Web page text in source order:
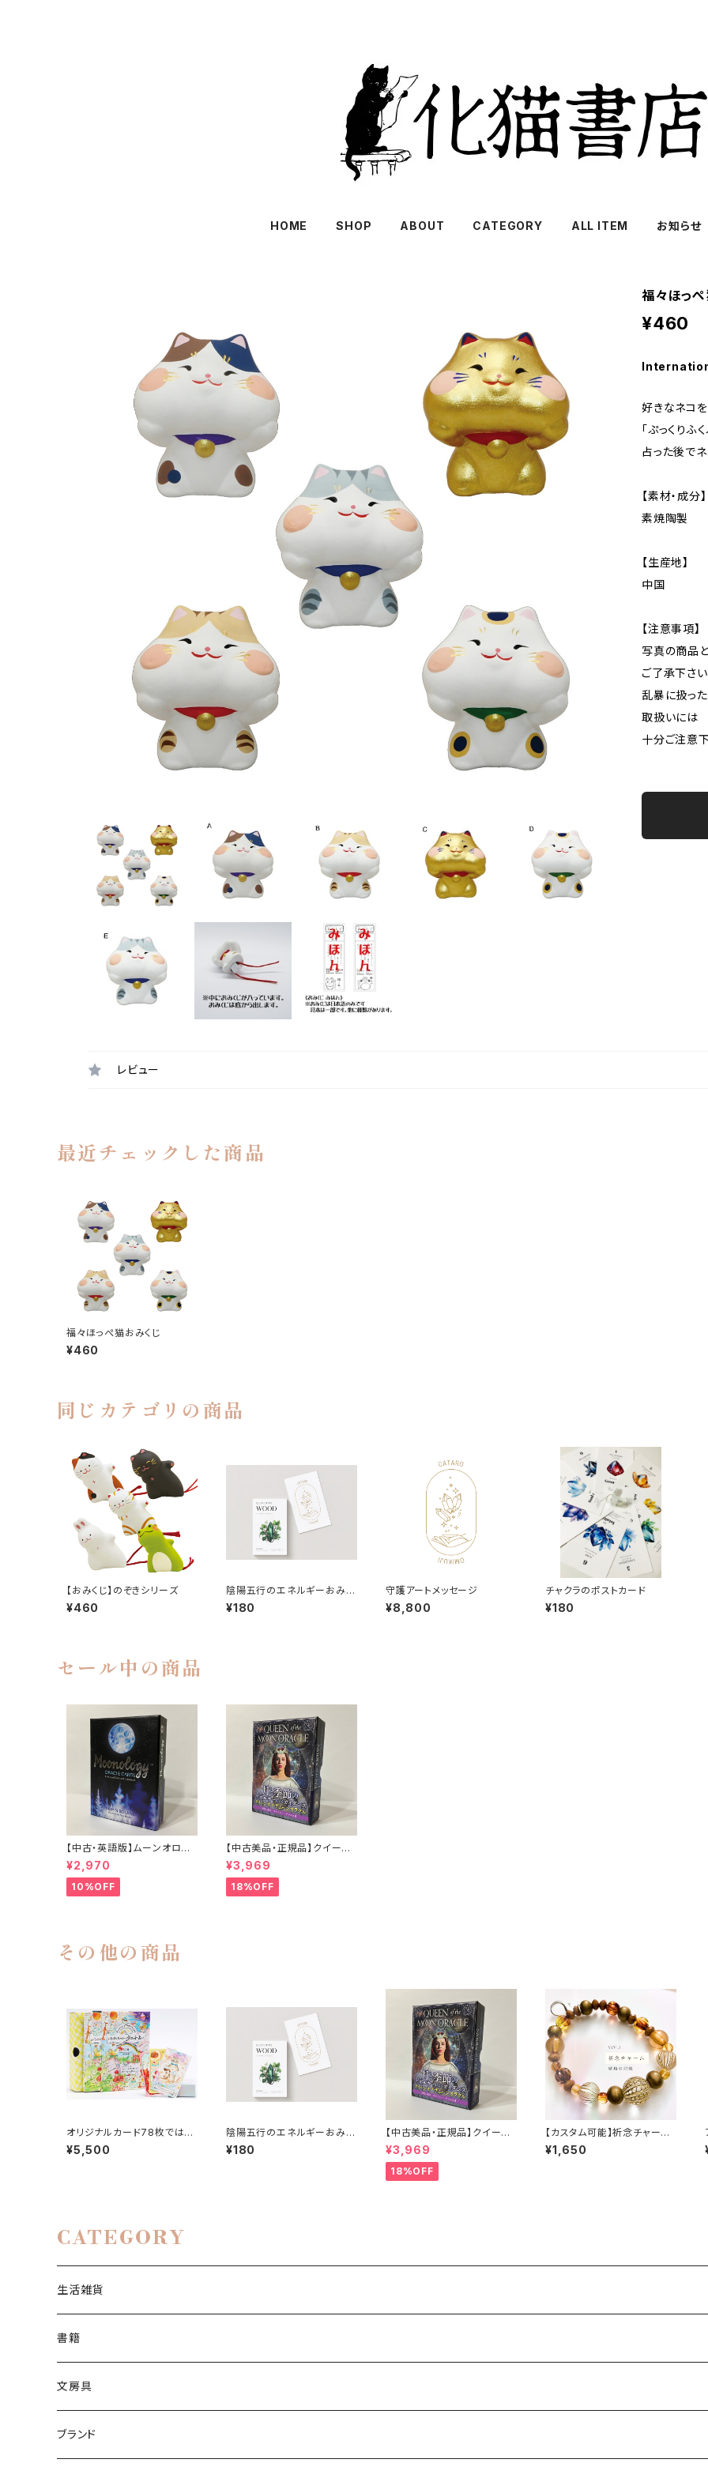
HOME SHOP ABOUT CATEGORY ALL ITEM お知らせ
福々ほっぺ
¥460
好きなネコ
「ぷっくりふ
占った後で
【素材・成分】
素焼陶製
【生産地】
中国
【注意事項】
写真の商品
ご了承下さい
乱暴に扱っ
取扱いには
十分ご注意
レビュー
最近チェックした商品
福々ほっぺ猫おみくじ
¥460
同じカテゴリの商品
【おみくじ】のぞきシリーズ
¥460
陰陽五行のエネルギーおみく
じ
¥180
守護アートメッセージ
¥8,800
チャクラのポストカード
¥180
セール中の商品
【中古・英語版】ムーンオロジ
ーオラクルカード / Moonolo
gy Oracle Cards
¥2,970
10%OFF
【中古美品・正規品】クイーン
オブザ ムーン オラクル 日本
語 解説書付き
¥3,969
18%OFF
その他の商品
オリジナルカード78枚ではじ
める いちばんたのしい、タロ
ット占い
¥5,500
陰陽五行のエネルギーおみく
じ
¥180
【中古美品・正規品】クイーン
オブザ ムーン オラクル 日本
語 解説書付き
¥3,969
18%OFF
【カスタム可能】祈念チャーム
ブレスレットー魂の記憶ー
¥1,650
CATEGORY
生活雑貨
おみくじ
インテリア
書籍
タロットカード
同人誌
文房具
ポストカード
ブランド